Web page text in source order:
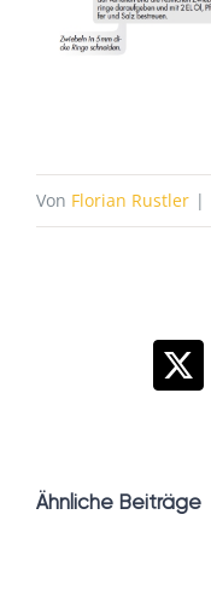
Von Florian Rustler |
X
Ähnliche Beiträge